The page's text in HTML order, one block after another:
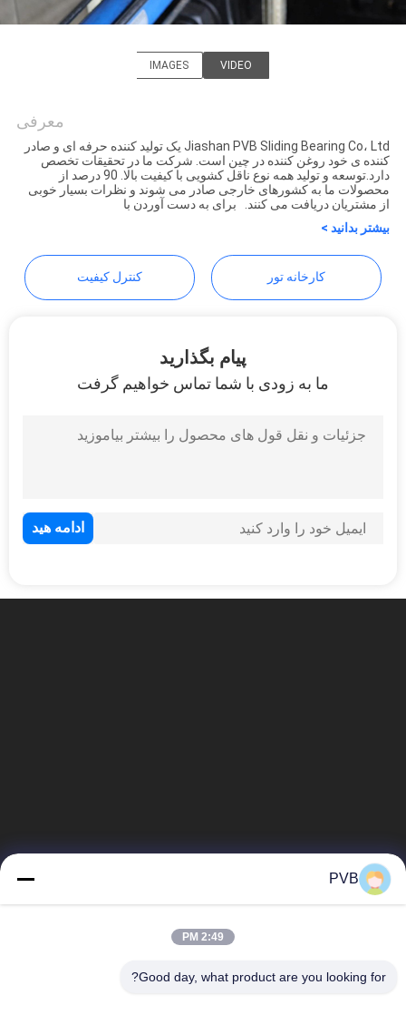
با
اخبار
پرونده
POLICY
VIDEO
IMAGES
معرفی
Jiashan PVB Sliding Bearing Co، Ltd یک تولید کننده حرفه ای و صادر
کننده ی خود روغن کننده در چین است. شرکت ما در تحقیقات تخصص
دارد.توسعه و تولید همه نوع ناقل کشویی با کیفیت بالا. 90 درصد از
محصولات ما به کشورهای خارجی صادر می شوند و نظرات بسیار خوبی
از مشتریان دریافت می کنند. برای به دست آوردن با
بیشتر بدانید >
کارخانه تور کنترل کیفیت
پیام بگذارید
ما به زودی با شما تماس خواهیم گرفت
PVB
2:49 PM
Good day, what product are you looking for?